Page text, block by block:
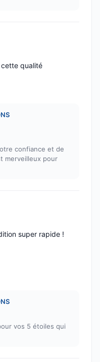
cette qualité
confiance et de
merveilleux pour
super rapide !
vos 5 étoiles qui